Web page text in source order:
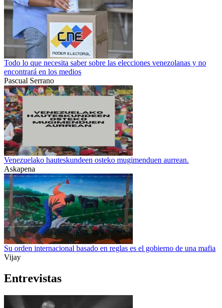
Todo lo que necesita saber sobre las elecciones venezolanas y no
encontrará en los medios
Pascual Serrano
Venezuelako hauteskundeen osteko mugimenduen aurrean.
Askapena
Su orden internacional basado en reglas es el gobierno de una mafia
Vijay
Entrevistas